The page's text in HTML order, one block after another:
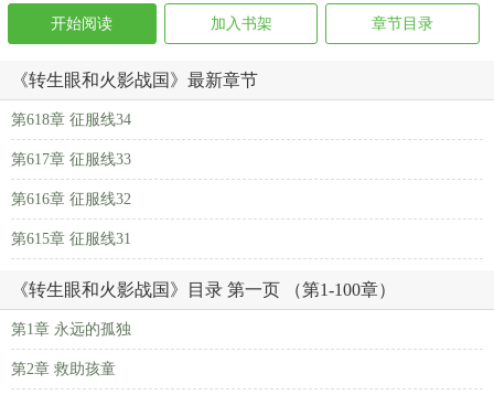
开始阅读 加入书架 章节目录
《转生眼和火影战国》最新章节
第618章 征服线34
第617章 征服线33
第616章 征服线32
第615章 征服线31
《转生眼和火影战国》目录 第一页 （第1-100章）
第1章 永远的孤独
第2章 救助孩童